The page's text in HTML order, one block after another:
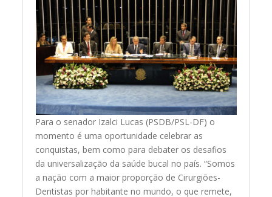
Para o senador Izalci Lucas (PSDB/PSL-DF) o
momento é uma oportunidade celebrar as
conquistas, bem como para debater os desafios
da universalização da saúde bucal no país. “Somos
a nação com a maior proporção de Cirurgiões-
Dentistas por habitante no mundo, o que remete,